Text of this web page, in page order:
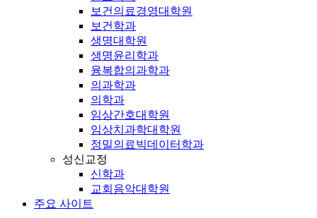
보건의료경영대학원
보건학과
생명대학원
생명윤리학과
융복합의과학과
의과학과
의학과
임상간호대학원
임상치과학대학원
정밀의료빅데이터학과
성신교정
신학과
교회음악대학원
주요 사이트